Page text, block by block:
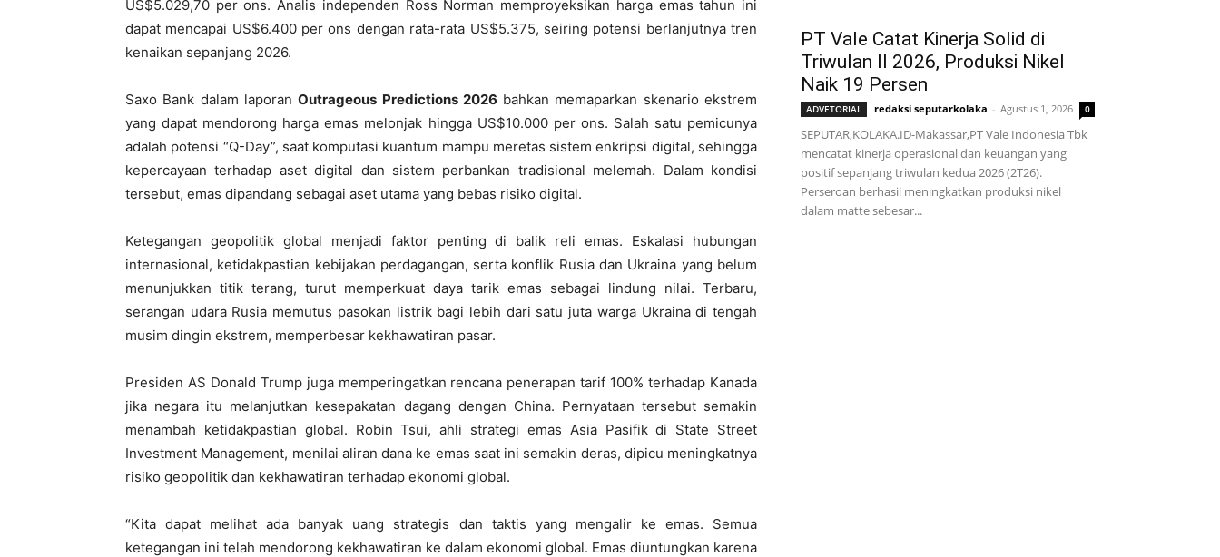
US$5.029,70 per ons. Analis independen Ross Norman memproyeksikan harga emas tahun ini
dapat mencapai US$6.400 per ons dengan rata-rata US$5.375, seiring potensi berlanjutnya tren
kenaikan sepanjang 2026.
Saxo Bank dalam laporanOutrageous Predictions 2026 bahkan memaparkan skenario ekstrem
yang dapat mendorong harga emas melonjak hingga US$10.000 per ons. Salah satu pemicunya
adalah potensi “Q-Day”, saat komputasi kuantum mampu meretas sistem enkripsi digital, sehingga
kepercayaan terhadap aset digital dan sistem perbankan tradisional melemah. Dalam kondisi
tersebut, emas dipandang sebagai aset utama yang bebas risiko digital.
Ketegangan geopolitik global menjadi faktor penting di balik reli emas. Eskalasi hubungan
internasional, ketidakpastian kebijakan perdagangan, serta konflik Rusia dan Ukraina yang belum
menunjukkan titik terang, turut memperkuat daya tarik emas sebagai lindung nilai. Terbaru,
serangan udara Rusia memutus pasokan listrik bagi lebih dari satu juta warga Ukraina di tengah
musim dingin ekstrem, memperbesar kekhawatiran pasar.
Presiden AS Donald Trump juga memperingatkan rencana penerapan tarif 100% terhadap Kanada
jika negara itu melanjutkan kesepakatan dagang dengan China. Pernyataan tersebut semakin
menambah ketidakpastian global. Robin Tsui, ahli strategi emas Asia Pasifik di State Street
Investment Management, menilai aliran dana ke emas saat ini semakin deras, dipicu meningkatnya
risiko geopolitik dan kekhawatiran terhadap ekonomi global.
“Kita dapat melihat ada banyak uang strategis dan taktis yang mengalir ke emas. Semua
ketegangan ini telah mendorong kekhawatiran ke dalam ekonomi global. Emas diuntungkan karena
PT Vale Catat Kinerja Solid di
Triwulan II 2026, Produksi Nikel
Naik 19 Persen
ADVETORIAL redaksi seputarkolaka - Agustus 1, 2026 0
SEPUTAR,KOLAKA.ID-Makassar,PT Vale Indonesia Tbk
mencatat kinerja operasional dan keuangan yang
positif sepanjang triwulan kedua 2026 (2T26).
Perseroan berhasil meningkatkan produksi nikel
dalam matte sebesar...